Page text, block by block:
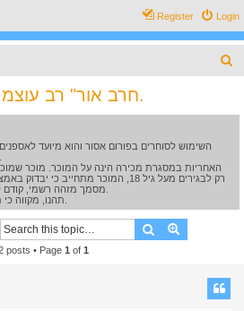
Login
Register
למכירה פנס LED "חרב אור" רב עוצמה.
השימוש לסוחרים בפורום אסור והוא מיועד
האחריות במסגרת מכירה הינה על המוכר. מוכר
רק לבגירים מעל גיל 18, המוכר מתחייב
Search
posts • Page 1 of 1